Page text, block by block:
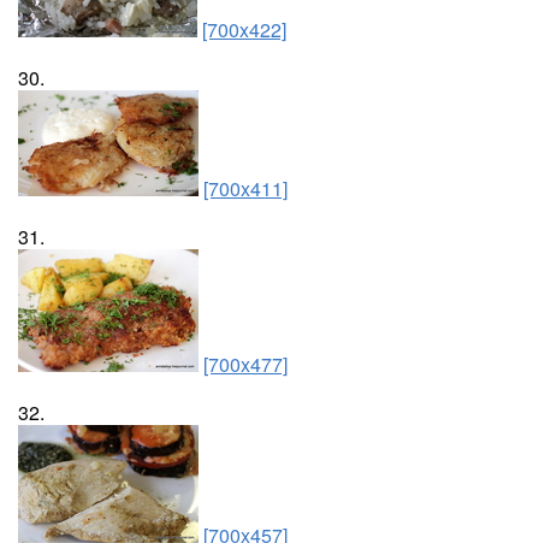
[700x422]
30.
[700x411]
31.
[700x477]
32.
[700x457]